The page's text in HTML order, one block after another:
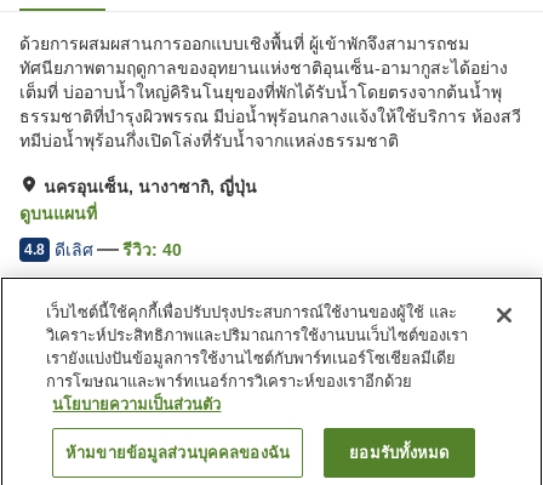
ด้วยการผสมผสานการออกแบบเชิงพื้นที่ ผู้เข้าพักจึงสามารถชม
ทัศนียภาพตามฤดูกาลของอุทยานแห่งชาติอุนเซ็น-อามากูสะได้อย่าง
เต็มที่ บ่ออาบน้ำใหญ่คิรินโนยุของที่พักได้รับน้ำโดยตรงจากต้นน้ำพุ
ธรรมชาติที่บำรุงผิวพรรณ มีบ่อน้ำพุร้อนกลางแจ้งให้ใช้บริการ ห้องสวี
ทมีบ่อน้ำพุร้อนกึ่งเปิดโล่งที่รับน้ำจากแหล่งธรรมชาติ
นครอุนเซ็น, นางาซากิ, ญี่ปุ่น
ดูบนแผนที่
4.8 ดีเลิศ รีวิว: 40
สิ่งอำนวยความสะดวกในที่พัก
Wi-Fi
ซาวน่า
ร้านอาหาร
เลานจ์
หน้าแรก ญี่ปุ่น นางาซากิ
นครอุนเซ็น
Unzen Onsen Unzen Miyazaki Ryokanค้นหาห้องพัก
เว็บไซต์นี้ใช้คุกกี้เพื่อปรับปรุงประสบการณ์ใช้งานของผู้ใช้ และ
วิเคราะห์ประสิทธิภาพและปริมาณการใช้งานบนเว็บไซต์ของเรา
เรายังแบ่งปันข้อมูลการใช้งานไซต์กับพาร์ทเนอร์โซเชียลมีเดีย
การโฆษณาและพาร์ทเนอร์การวิเคราะห์ของเราอีกด้วย
นโยบายความเป็นส่วนตัว
ห้ามขายข้อมูลส่วนบุคคลของฉัน ยอมรับทั้งหมด